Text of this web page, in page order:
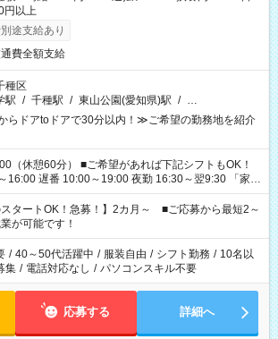
円以上
途支給あり
費全額支給
種区
駅 / 千種駅 / 東山公園(愛知県)駅 / …
らドアtoドアで30分以内！≫ご希望の勤務地を紹介
■ご希望があれば下記シフトもOK！
遅番 10:00～19:00 夜勤 16:30～翌9:30 「家族
わせたい」 「余裕を持って夕飯の準備がしたい」
残業はしたくない」 など、ご希望を教えてください
のお仕事の勤務時間。 合計で週40時間を超える場
きません。
スタートOK！急募！】2カ月～ ■ご応募から最短2～
が可能です！
/ 40～50代活躍中 / 服装自由 / シフト勤務 / 10名以
集 / 電話対応なし / パソコンスキル不要
応募する 詳細へ